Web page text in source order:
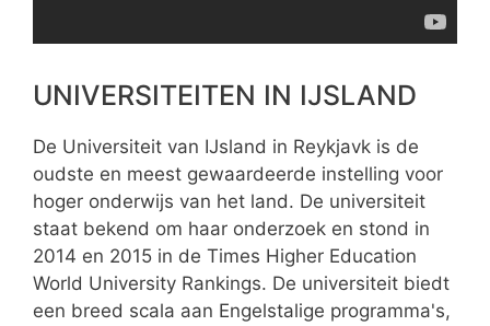
UNIVERSITEITEN IN IJSLAND
De Universiteit van IJsland in Reykjavk is de
oudste en meest gewaardeerde instelling voor
hoger onderwijs van het land. De universiteit
staat bekend om haar onderzoek en stond in
2014 en 2015 in de Times Higher Education
World University Rankings. De universiteit biedt
een breed scala aan Engelstalige programma's,